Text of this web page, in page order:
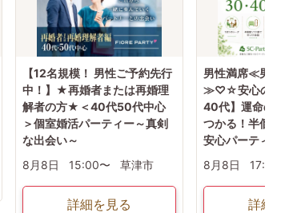
【12名規模！ 男性ご予約先行
中！】★再婚者または再婚理
解者の方★＜40代50代中心
＞個室婚活パーティー～真剣
な出会い～
8月8日
15:00〜 草津市
詳細を見る
男性満席≪男性は社
≫♡☆安心の出会い
40代】運命の相手
つかる！半個室で初
安心パーティー♡
8月8日
17:00〜
詳細を見る